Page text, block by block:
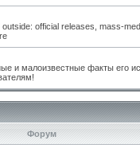
official releases, mass-
и малоизвестные факты его
Форум